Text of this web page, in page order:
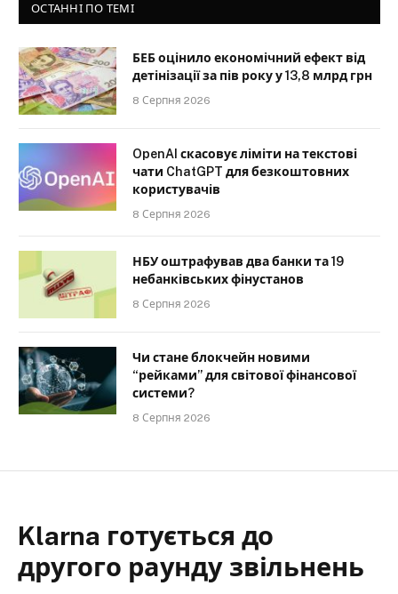
ОСТАННІ ПО ТЕМІ
БЕБ оцінило економічний ефект від
детінізації за пів року у 13,8 млрд грн
8 Серпня 2026
OpenAI скасовує ліміти на текстові
чати ChatGPT для безкоштовних
користувачів
8 Серпня 2026
НБУ оштрафував два банки та 19
небанківських фінустанов
8 Серпня 2026
Чи стане блокчейн новими
“рейками” для світової фінансової
системи?
8 Серпня 2026
Klarna готується до
другого раунду звільнень